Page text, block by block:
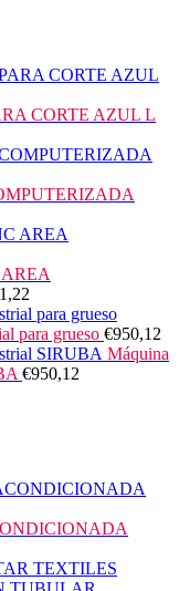
CORTE AZUL L
para grueso €950,12
Máquina
€950,12